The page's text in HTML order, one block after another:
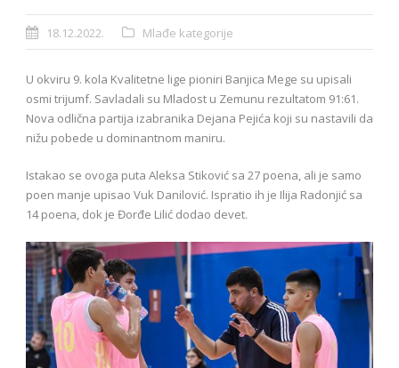
18.12.2022. Mlađe kategorije
U okviru 9. kola Kvalitetne lige pioniri Banjica Mege su upisali
osmi trijumf. Savladali su Mladost u Zemunu rezultatom 91:61.
Nova odlična partija izabranika Dejana Pejića koji su nastavili da
nižu pobede u dominantnom maniru.
Istakao se ovoga puta Aleksa Stiković sa 27 poena, ali je samo
poen manje upisao Vuk Danilović. Ispratio ih je Ilija Radonjić sa
14 poena, dok je Đorđe Lilić dodao devet.